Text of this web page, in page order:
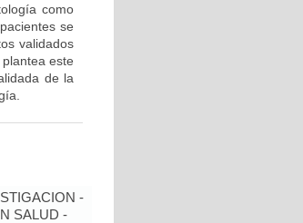
como
se
validados
este
de la
-
SALUD -